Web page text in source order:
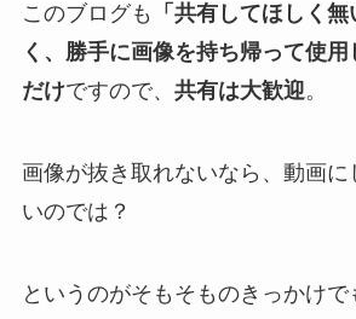
このブログも
「共有してほしく
く、勝手に画像を持ち帰って使
だけですので、 共有は大歓迎。
画像が抜き取れないなら、動画に
いのでは？
というのがそもそものきっかけで